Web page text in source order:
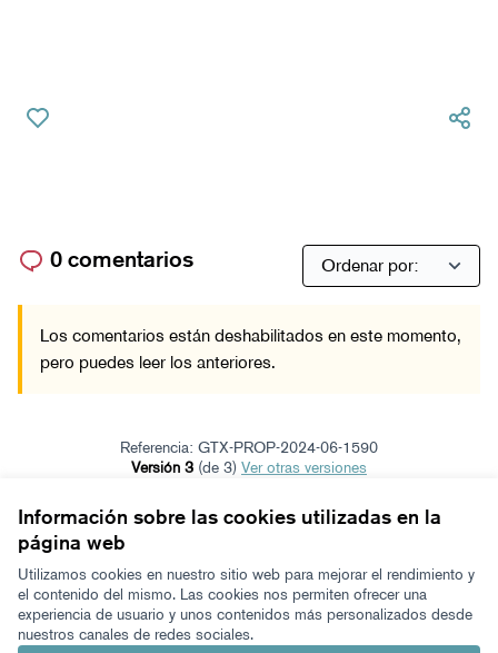
Información sobre las cookies utilizadas en la
página web
Utilizamos cookies en nuestro sitio web para mejorar el rendimiento y
el contenido del mismo. Las cookies nos permiten ofrecer una
experiencia de usuario y unos contenidos más personalizados desde
nuestros canales de redes sociales.
0 comentarios
Los comentarios están deshabilitados en este momento,
pero puedes leer los anteriores.
Referencia: GTX-PROP-2024-06-1590
Versión 3 (de 3)
ver otras versiones
Términos y condiciones de uso
Configuración de cookies
Zeugaz en X
(Enlace externo)
Zeugaz en Facebook
(Enlace externo)
Zeugaz en Instagram
(Enlace externo)
Zeugaz en YouTube
(Enlace externo)
Zeugaz en GitHub
(Enlace externo)
Castellano
Aukeratu hizkuntzaElegir el idioma